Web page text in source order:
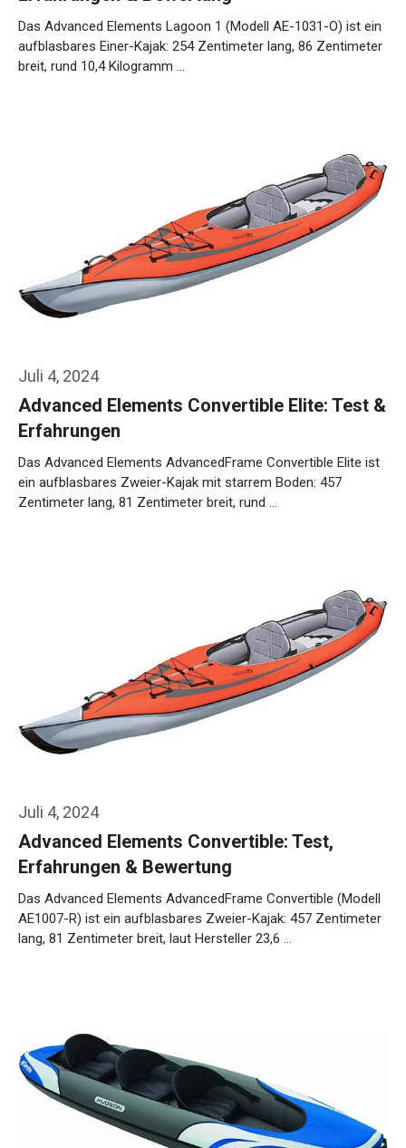
Das Advanced Elements Lagoon 1 (Modell AE-1031-O) ist ein
aufblasbares Einer-Kajak: 254 Zentimeter lang, 86 Zentimeter
breit, rund 10,4 Kilogramm …
Juli 4, 2024
Advanced Elements Convertible Elite: Test &
Erfahrungen
Das Advanced Elements AdvancedFrame Convertible Elite ist
ein aufblasbares Zweier-Kajak mit starrem Boden: 457
Zentimeter lang, 81 Zentimeter breit, rund …
Juli 4, 2024
Advanced Elements Convertible: Test,
Erfahrungen & Bewertung
Das Advanced Elements AdvancedFrame Convertible (Modell
AE1007-R) ist ein aufblasbares Zweier-Kajak: 457 Zentimeter
lang, 81 Zentimeter breit, laut Hersteller 23,6 …